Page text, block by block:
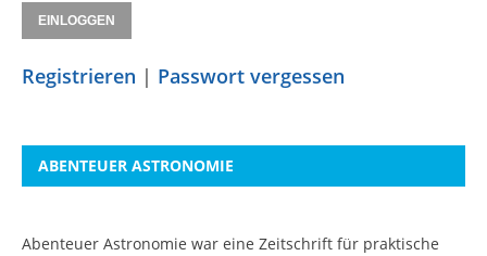
Registrieren | Passwort vergessen
ABENTEUER ASTRONOMIE
Abenteuer Astronomie war eine Zeitschrift für praktische